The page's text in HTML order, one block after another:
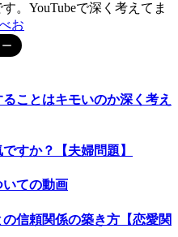
。YouTubeで深く考えてま
お
ことはキモいのか深く考え
すか？【夫婦問題】
ての動画
信頼関係の築き方【恋愛関